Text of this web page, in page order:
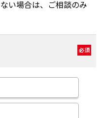
い場合は、ご相談のみ
必須